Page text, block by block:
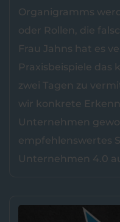
Organigramms
oder Rollen, die
Frau Jahns hat es
Praxisbeispiele das
zwei Tagen zu
wir konkrete
Unternehmen
empfehlenswertes
Unternehmen 4.0